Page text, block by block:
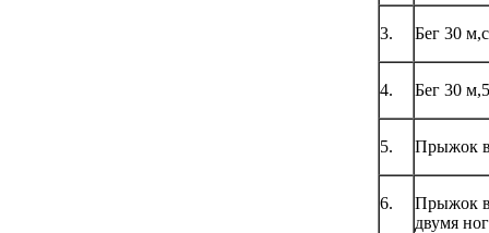
3. Бег 30 м,с
4. Бег 30
5. Прыжок в
6.
Прыжок
двумя